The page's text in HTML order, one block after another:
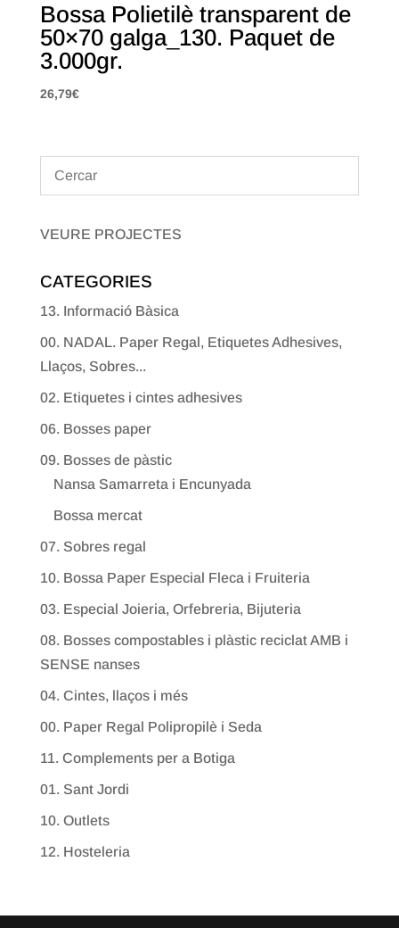
Bossa Polietilè transparent de
50×70 galga_130. Paquet de
3.000gr.
26,79€
VEURE PROJECTES
CATEGORIES
13. Informació Bàsica
00. NADAL. Paper Regal, Etiquetes Adhesives,
Llaços, Sobres...
02. Etiquetes i cintes adhesives
06. Bosses paper
09. Bosses de pàstic
Nansa Samarreta i Encunyada
Bossa mercat
07. Sobres regal
10. Bossa Paper Especial Fleca i Fruiteria
03. Especial Joieria, Orfebreria, Bijuteria
08. Bosses compostables i plàstic reciclat AMB i
SENSE nanses
04. Cintes, llaços i més
00. Paper Regal Polipropilè i Seda
11. Complements per a Botiga
01. Sant Jordi
10. Outlets
12. Hosteleria